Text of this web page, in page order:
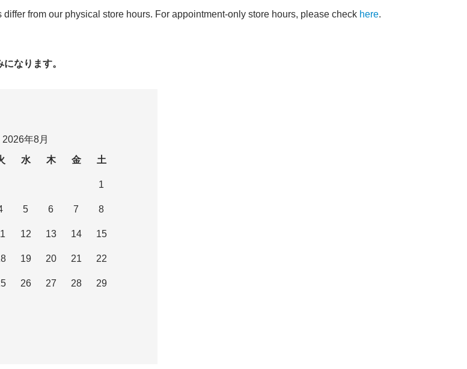
differ from our physical store hours. For appointment-only store hours, please check here.
なります。
2026年8月
水 木 金 土
1
5 6 7 8
12 13 14 15
19 20 21 22
26 27 28 29